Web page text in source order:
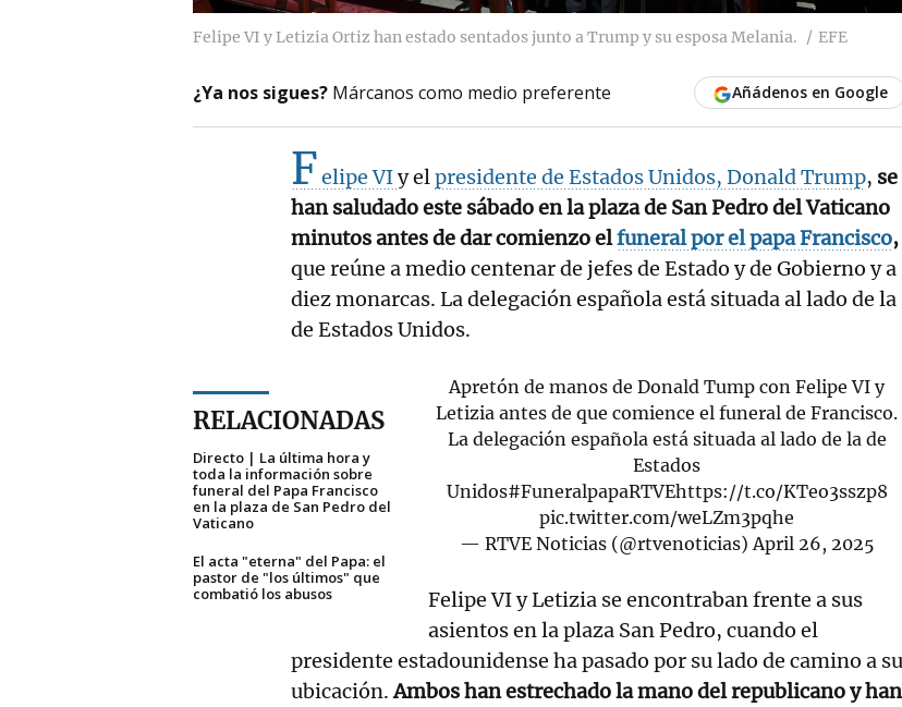
Felipe VI y Letizia Ortiz han estado sentados junto a Trump y su esposa Melania. EFE
¿Ya nos sigues? Márcanos como medio preferente Añádenos en Google
Felipe VIy elpresidente de Estados Unidos, Donald Trump, se
han saludado este sábado en la plaza de San Pedro del Vaticano
minutos antes de dar comienzo elfuneral por el papa Francisco,
que reúne a medio centenar de jefes de Estado y de Gobierno y a
diez monarcas. La delegación española está situada al lado de la
de Estados Unidos.
RELACIONADAS
Directo | La última hora y
toda la información sobre
funeral del Papa Francisco
en la plaza de San Pedro del
Vaticano
El acta "eterna" del Papa: el
pastor de "los últimos" que
combatió los abusos
Apretón de manos de Donald Tump con Felipe VI y
Letizia antes de que comience el funeral de Francisco.
La delegación española está situada al lado de la de
Estados
Unidos#FuneralpapaRTVEhttps://t.co/KTeo3sszp8
pic.twitter.com/weLZm3pqhe
— RTVE Noticias (@rtvenoticias) April 26, 2025
Felipe VI y Letizia se encontraban frente a sus
asientos en la plaza San Pedro, cuando el
presidente estadounidense ha pasado por su lado de camino a su
ubicación.Ambos han estrechado la mano del republicano y han